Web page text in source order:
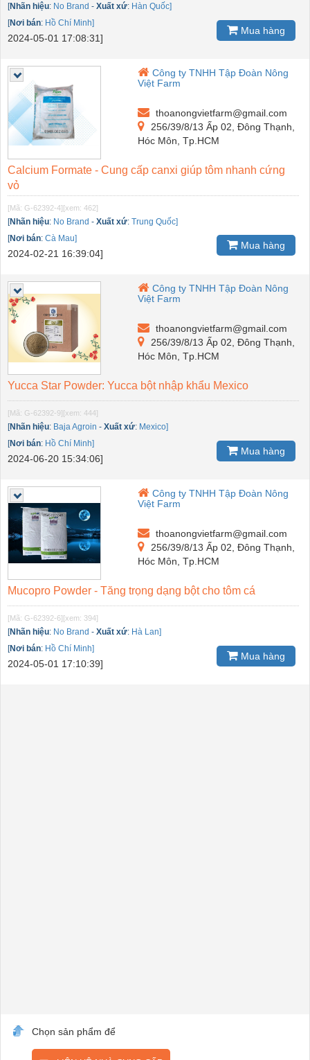
[Nhãn hiệu: No Brand - Xuất xứ: Hàn Quốc]
[Nơi bán: Hồ Chí Minh]
2024-05-01 17:08:31]
Mua hàng
Công ty TNHH Tập Đoàn Nông
Việt Farm
thoanongvietfarm@gmail.com
256/39/8/13 Ấp 02, Đông Thạnh,
Hóc Môn, Tp.HCM
Calcium Formate - Cung cấp canxi giúp tôm nhanh cứng
vỏ
[Mã: G-62392-4][xem: 462]
[Nhãn hiệu: No Brand - Xuất xứ: Trung Quốc]
[Nơi bán: Cà Mau]
2024-02-21 16:39:04]
Mua hàng
Công ty TNHH Tập Đoàn Nông
Việt Farm
thoanongvietfarm@gmail.com
256/39/8/13 Ấp 02, Đông Thạnh,
Hóc Môn, Tp.HCM
Yucca Star Powder: Yucca bột nhập khẩu Mexico
[Mã: G-62392-9][xem: 444]
[Nhãn hiệu: Baja Agroin - Xuất xứ: Mexico]
[Nơi bán: Hồ Chí Minh]
2024-06-20 15:34:06]
Mua hàng
Công ty TNHH Tập Đoàn Nông
Việt Farm
thoanongvietfarm@gmail.com
256/39/8/13 Ấp 02, Đông Thạnh,
Hóc Môn, Tp.HCM
Mucopro Powder - Tăng trọng dạng bột cho tôm cá
[Mã: G-62392-6][xem: 394]
[Nhãn hiệu: No Brand - Xuất xứ: Hà Lan]
[Nơi bán: Hồ Chí Minh]
2024-05-01 17:10:39]
Mua hàng
Chọn sản phẩm để